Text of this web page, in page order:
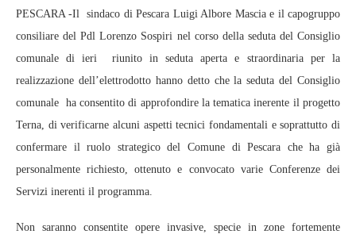
PESCARA -Il sindaco di Pescara Luigi Albore Mascia e il capogruppo
consiliare del Pdl Lorenzo Sospiri nel corso della seduta del Consiglio
comunale di ieri riunito in seduta aperta e straordinaria per la
realizzazione dell’elettrodotto hanno detto che la seduta del Consiglio
comunale ha consentito di approfondire la tematica inerente il progetto
Terna, di verificarne alcuni aspetti tecnici fondamentali e soprattutto di
confermare il ruolo strategico del Comune di Pescara che ha già
personalmente richiesto, ottenuto e convocato varie Conferenze dei
Servizi inerenti il programma.
Non saranno consentite opere invasive, specie in zone fortemente